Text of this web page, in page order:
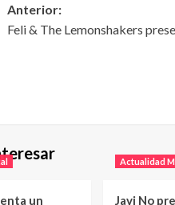
Anterior:
Feli & The Lemonshakers
un
Actualidad
Javi No